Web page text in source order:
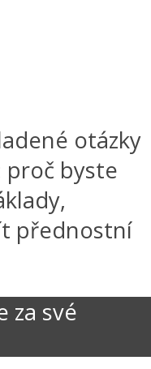
otázky
proč byste
přednostní
za své